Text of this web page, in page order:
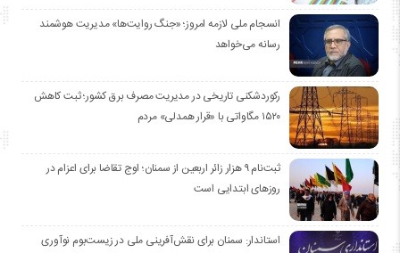
انسجام ملی لازمه امروز؛ «جنگ روایت‌ها» مدیریت هوشمند
رسانه می‌خواهد
رکوردشکنی تاریخی در مدیریت مصرف برق کشور؛ ثبت کاهش
۱۵۲۰ مگاواتی با «قرار همدلی» مردم
ثبت‌نام ۹ هزار زائر اربعین از سمنان؛ اوج تقاضا برای اعزام در
روزهای ابتدایی است
استاندار: سمنان برای نقش‌آفرینی ملی در زیست‌بوم نوآوری